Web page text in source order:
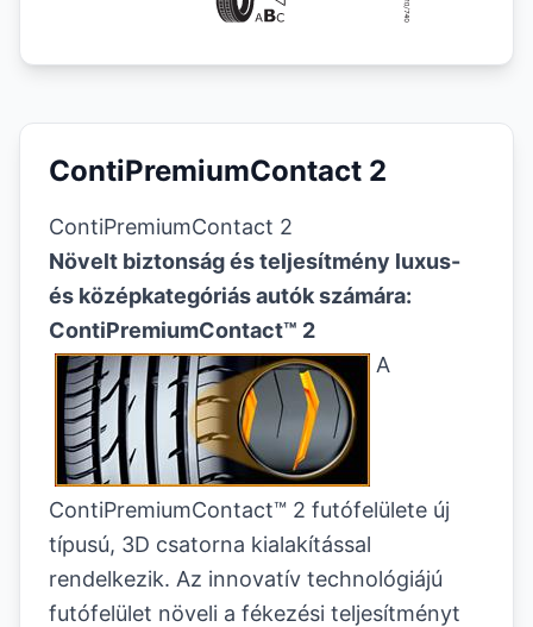
ContiPremiumContact 2
ContiPremiumContact 2
Növelt biztonság és teljesítmény luxus-
és középkategóriás autók számára:
ContiPremiumContact™ 2
A
ContiPremiumContact™ 2 futófelülete új
típusú, 3D csatorna kialakítással
rendelkezik. Az innovatív technológiájú
futófelület növeli a fékezési teljesítményt